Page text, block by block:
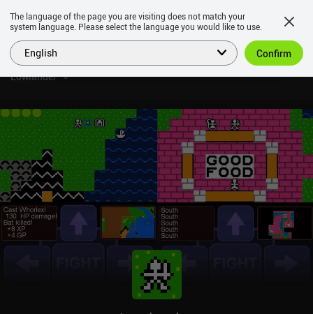
Lowlander
The language of the page you are visiting does not match your
system language. Please select the language you would like to use.
English Confirm